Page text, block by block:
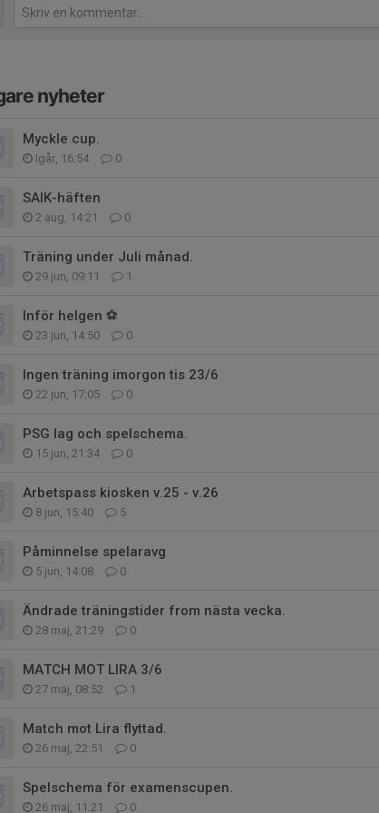
nyheter
Myckle cup.
Igår, 16:54 0
SAIK-häften
2 aug, 14:21 0
Träning under Juli månad.
29 jun, 09:11 1
Inför helgen ⚽️
23 jun, 14:50 0
Ingen träning imorgon tis 23/6
22 jun, 17:05 0
PSG lag och spelschema.
15 jun, 21:34 0
Arbetspass kiosken v.25 - v.26
8 jun, 15:40 5
Påminnelse spelaravg
5 jun, 14:08 0
Ändrade träningstider from nästa vecka.
28 maj, 21:29 0
MATCH MOT LIRA 3/6
27 maj, 08:52 1
Match mot Lira flyttad.
26 maj, 22:51 0
Spelschema för examenscupen.
26 maj, 11:21 0